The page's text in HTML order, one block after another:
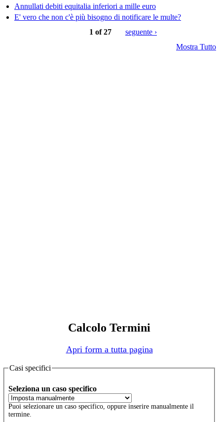
Annullati debiti equitalia inferiori a mille euro
E' vero che non c'è più bisogno di notificare le multe?
1 of 27
seguente ›
Mostra Tutto
Calcolo Termini
Apri form a tutta pagina
Casi specifici
Seleziona un caso specifico
Puoi selezionare un caso specifico, oppure inserire manualmente il
termine.